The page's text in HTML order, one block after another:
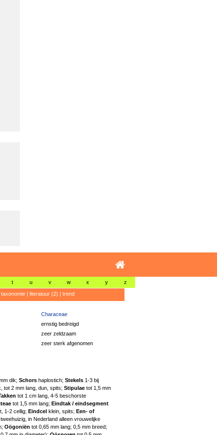
t u v w x y z
taxonomie| literatuur (2) | trend
Characeae
ernstig bedreigd
zeer zeldzaam
zeer sterk afgenomen
dik; Schors haplostich; Stekels 1-3 bij
tot 2 mm lang, dun, spits; Stipulae tot 1,5 mm
tot 1 cm lang, 4-5 beschorste
tot 1,5 mm lang; Eindtak / eindsegment
1-2 cellig; Eindcel klein, spits; Een- of
tweehuizig, in Nederland alleen vrouwelijke
Oögoniën tot 0,65 mm lang; 0,5 mm breed;